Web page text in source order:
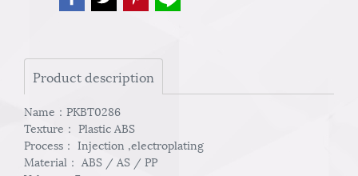
Product description
Name：PKBT0286
Texture： Plastic ABS
Process： Injection ,electroplating
Material： ABS / AS / PP